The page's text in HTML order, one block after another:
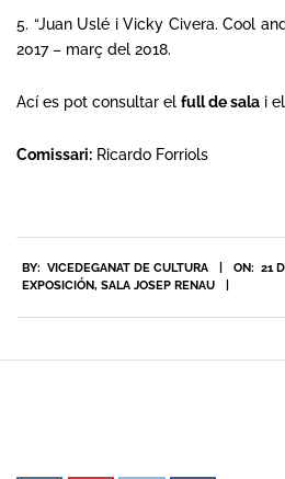
5. “Juan Uslé i Vicky Civera. Cool
2017 – març del 2018.
Ací es pot consultar el full de sala i el
Comissari: Ricardo Forriols
12-
BY: VICEDEGANAT DE CULTURA ON: 21
EXPOSICIÓN, SALA JOSEP RENAU